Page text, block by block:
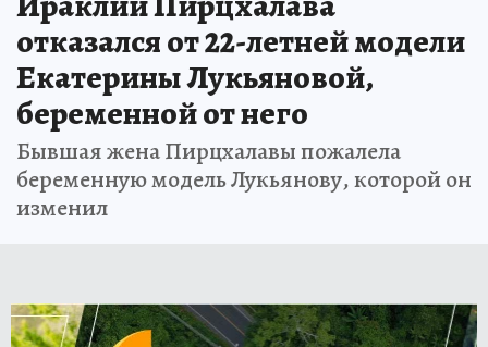
отказался от 22-летней модели
Екатерины Лукьяновой,
беременной от него
Бывшая жена Пирцхалавы пожалела
беременную модель Лукьянову, которой он
изменил